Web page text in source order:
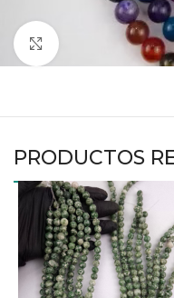
Haga clic para
PRODUCTOS